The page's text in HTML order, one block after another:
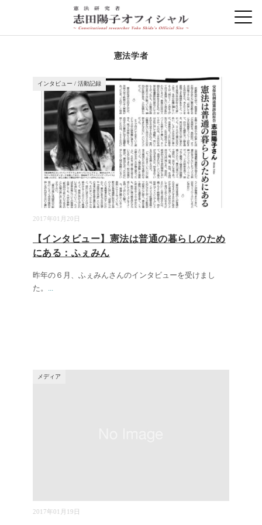
憲法学者
2017年01月20日
インタビュー / 活動記録
【インタビュー】憲法は普通の暮らしのため
にある：ふぇみん
昨年の６月、ふぇみんさんのインタビューを受けまし
た。 ...
2017年01月19日
メディア